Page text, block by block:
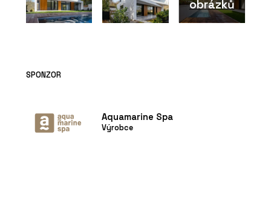
obrázků
SPONZOR
Aquamarine Spa
Výrobce